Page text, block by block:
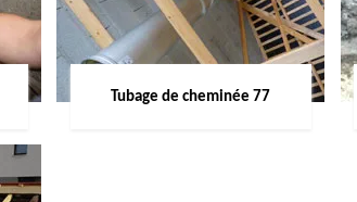
Tubage de cheminée 77